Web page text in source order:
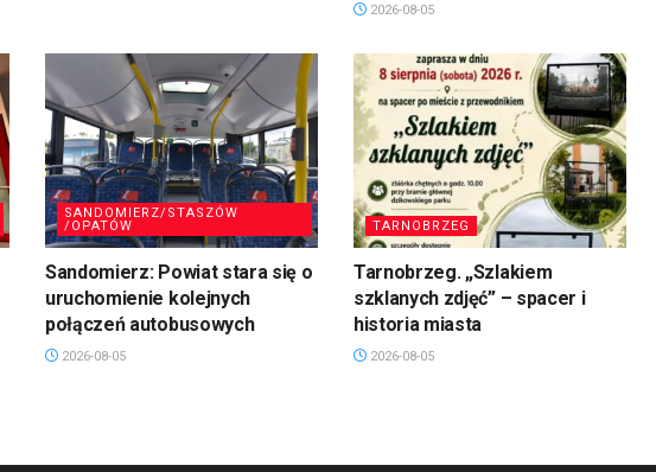
2026-08-05
SANDOMIERZ/STASZÓW
/OPATÓW
Sandomierz: Powiat stara się o
uruchomienie kolejnych
połączeń autobusowych
2026-08-05
TARNOBRZEG
Tarnobrzeg. „Szlakiem
szklanych zdjęć” – spacer i
historia miasta
2026-08-05